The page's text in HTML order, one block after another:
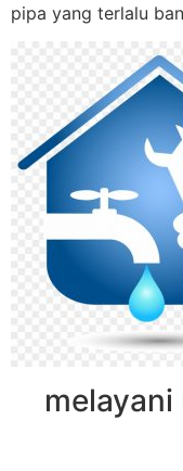
pipa yang terlalu